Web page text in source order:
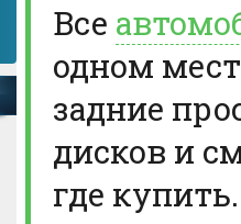
Все
одном
задние
дисков и
где купить.